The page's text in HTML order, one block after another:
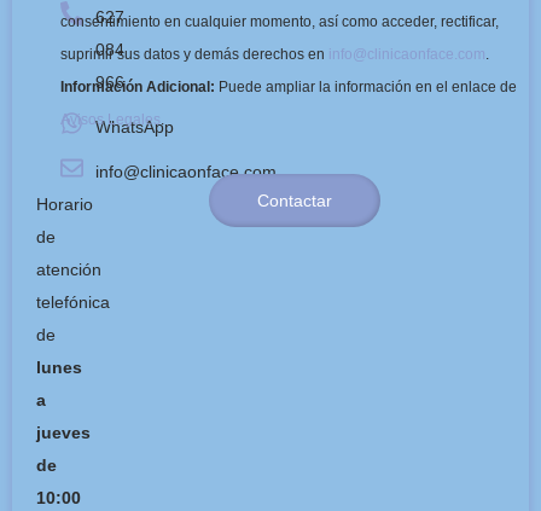
627
084
966
WhatsApp
info@clinicaonface.com
Horario
de
atención
telefónica
de
lunes
a
jueves
de
10:00
consentimiento en cualquier momento, así como acceder, rectificar,
suprimir sus datos y demás derechos en info@clinicaonface.com.
Información Adicional: Puede ampliar la información en el enlace de
Avisos Legales.
Contactar